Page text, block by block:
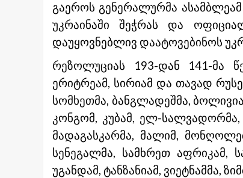
გაეროს გენერალურმა
უკრაინაში შეჭრას და
დაუყოვნებლივ დაატოვებინოს
რეზოლუციას 193-დან 141-მა
ერიტრეამ, სირიამ და თავად
სომხეთმა, ბანგლადეშმა,
კონგომ, კუბამ, ელ-სალვადორმა,
მადაგასკარმა, მალიმ,
სენეგალმა, სამხრეთ აფრიკამ,
უგანდამ, ტანზანიამ, ვიეტნამმა,